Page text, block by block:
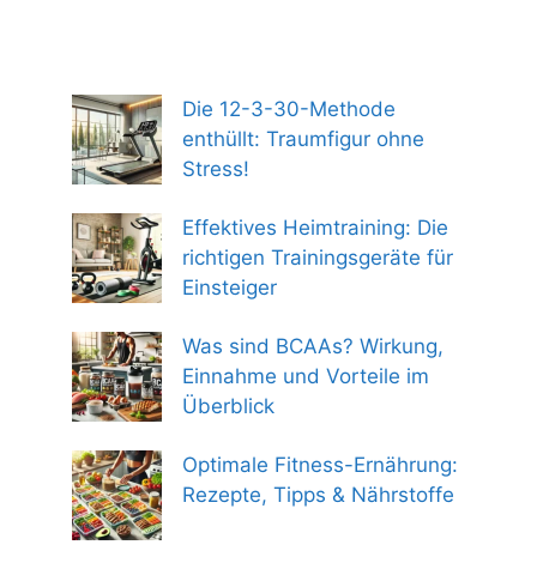
Die 12-3-30-Methode
enthüllt: Traumfigur ohne
Stress!
Effektives Heimtraining: Die
richtigen Trainingsgeräte für
Einsteiger
Was sind BCAAs? Wirkung,
Einnahme und Vorteile im
Überblick
Optimale Fitness-Ernährung:
Rezepte, Tipps & Nährstoffe